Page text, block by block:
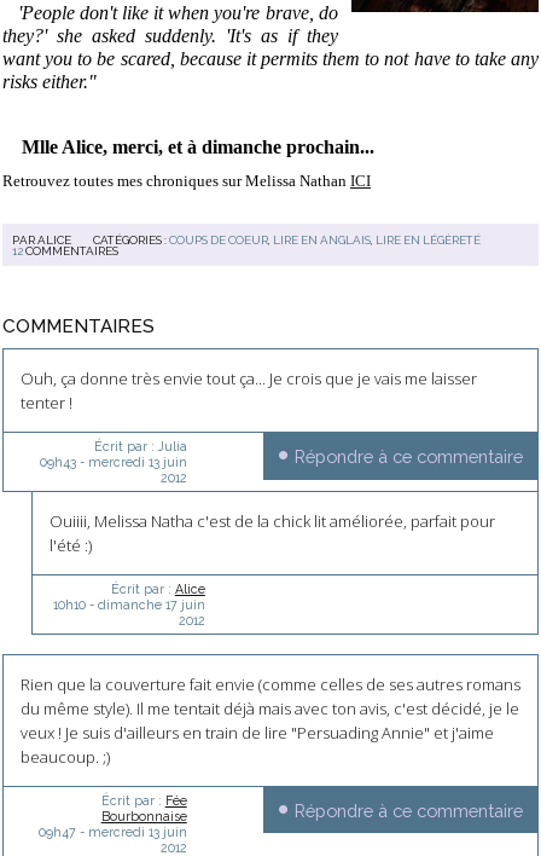
'People don't like it when you're brave, do
they?' she asked suddenly. 'It's as if they
want you to be scared, because it permits them to not have to take any
risks either."
Mlle Alice, merci, et à dimanche prochain...
Retrouvez toutes mes chroniques sur Melissa Nathan ICI
PARALICE CATÉGORIES :COUPS DE COEUR LIRE EN ANGLAIS LIRE EN LÉGÈRETÉ
12COMMENTAIRES
COMMENTAIRES
Ouh, ça donne très envie tout ça... Je crois que je vais me laisser
tenter !
Écrit par : Julia
09h43- mercredi 13 juin
2012
Répondre à ce commentaire
Ouiiii, Melissa Natha c'est de la chick lit améliorée, parfait pour
l'été :)
Écrit par : Alice
10h10- dimanche 17 juin
2012
Rien que la couverture fait envie (comme celles de ses autres romans
du même style). Il me tentait déjà mais avec ton avis, c'est décidé, je le
veux ! Je suis d'ailleurs en train de lire "Persuading Annie" et j'aime
beaucoup. ;)
Écrit par : Fée
Bourbonnaise
09h47- mercredi 13 juin
2012
Répondre à ce commentaire